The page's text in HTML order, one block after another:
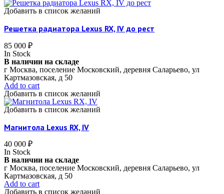
Добавить в список желаний
Решетка радиатора Lexus RX, IV до рест
85 000 ₽
In Stock
В наличии на складе
г Москва, поселение Московский, деревня Саларьево, ул
Картмазовская, д 50
Add to cart
Добавить в список желаний
Добавить в список желаний
Магнитола Lexus RX, IV
40 000 ₽
In Stock
В наличии на складе
г Москва, поселение Московский, деревня Саларьево, ул
Картмазовская, д 50
Add to cart
Добавить в список желаний